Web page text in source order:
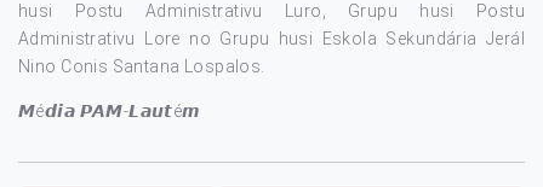
husi Postu Administrativu Luro, Grupu husi Postu
Administrativu Lore no Grupu husi Eskola Sekundária Jerál
Nino Conis Santana Lospalos.
𝙈é𝙙𝙞𝙖 𝙋𝘼𝙈-𝙇𝙖𝙪𝙩é𝙢